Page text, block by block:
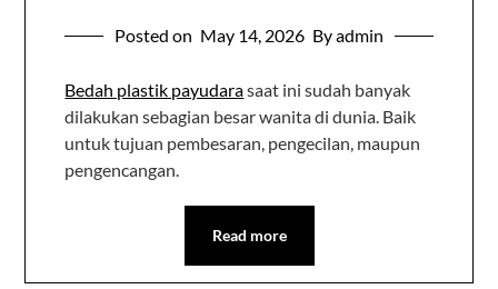
Posted on May 14, 2026 By admin
Bedah plastik payudarasaat ini sudah banyak
dilakukan sebagian besar wanita di dunia. Baik
untuk tujuan pembesaran, pengecilan, maupun
pengencangan.
Read more